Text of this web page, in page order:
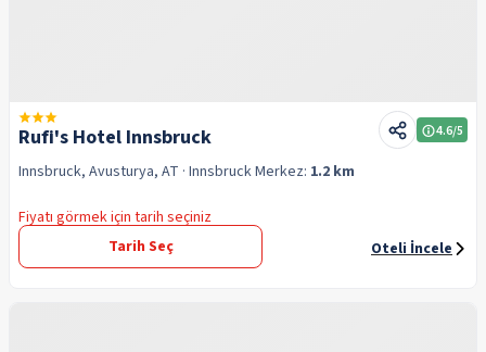
Rufi's Hotel Innsbruck 4.6/5
Innsbruck, Avusturya, AT · InnsbruckMerkez: 1.2 km
Fiyatı görmek için tarih seçiniz
Tarih Seç
Oteli İncele